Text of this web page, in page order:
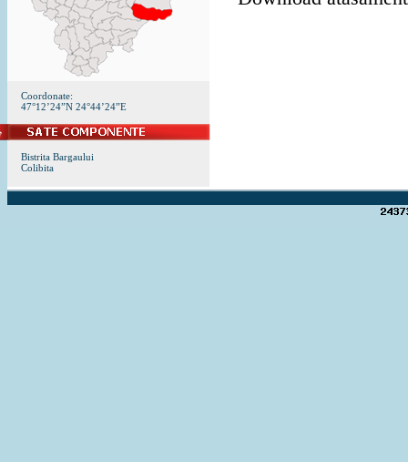
Coordonate:
47°12’24”N 24°44’24”E
Bistrita Bargaului
Colibita